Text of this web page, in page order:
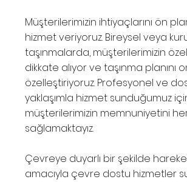
Müşterilerimizin ihtiyaçlarını ön
hizmet veriyoruz. Bireysel veya
taşınmalarda, müşterilerimizin
dikkate alıyor ve taşınma planını
özelleştiriyoruz. Profesyonel ve
yaklaşımla hizmet sunduğumuz
müşterilerimizin memnuniyetini
sağlamaktayız.
Çevreye duyarlı bir şekilde
amacıyla çevre dostu hizmetler